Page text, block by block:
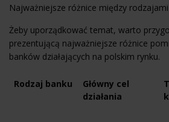
Najważniejsze różnice między
Żeby uporządkować temat, warto
prezentującą najważniejsze różnice
banków działających na polskim rynku.
Rodzaj banku
Główny cel
działania